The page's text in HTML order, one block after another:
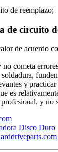
de reemplazo;
de circuito
de acuerdo
cometa
y
es
y no
Disco Duro